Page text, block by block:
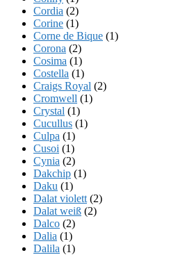
Cordia (2)
Corine (1)
Corne de Bique (1)
Corona (2)
Cosima (1)
Costella (1)
Craigs Royal (2)
Cromwell (1)
Crystal (1)
Cucullus (1)
Culpa (1)
Cusoi (1)
Cynia (2)
Dakchip (1)
Daku (1)
Dalat violett (2)
Dalat weiß (2)
Dalco (2)
Dalia (1)
Dalila (1)